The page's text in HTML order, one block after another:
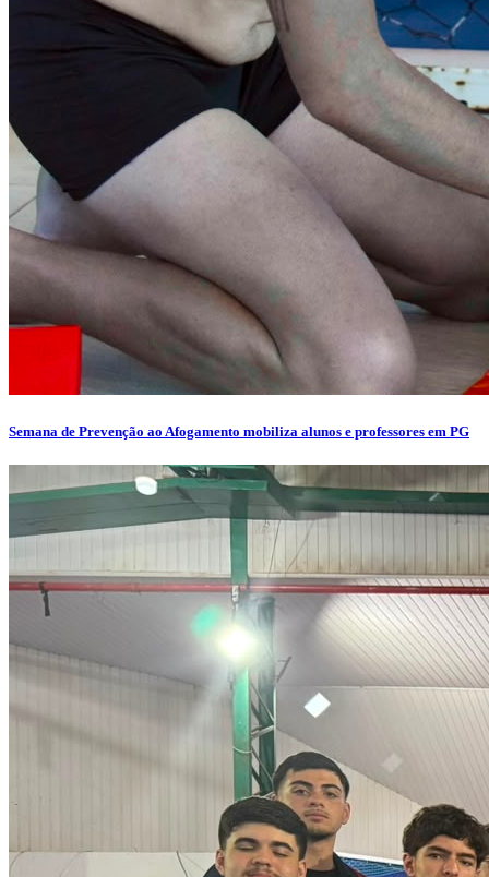
Semana de Prevenção ao Afogamento mobiliza alunos e professores em PG